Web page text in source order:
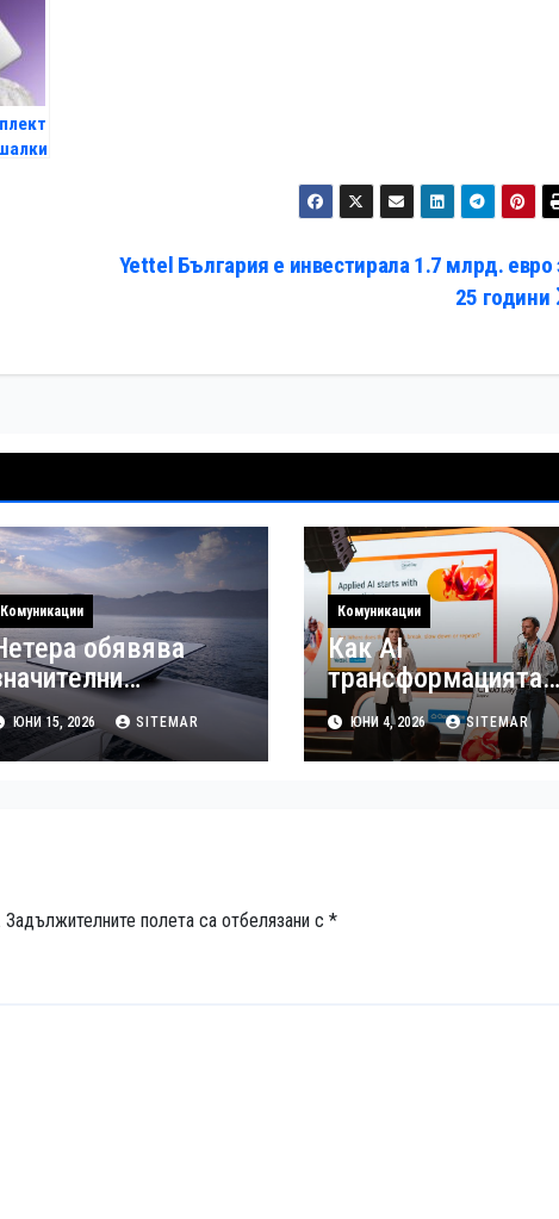
Yettel България е инвестирала 1.7 млрд. евро
25 години
Комуникации
обявява
на цените
терминалите
в 156 страни
ЮНИ 15, 2026 SITEMAR
Комуникации
Как AI
трансформацията
променя телекома
отвътре
ЮНИ 4, 2026 SITEMAR
Задължителните полета са отбелязани с *